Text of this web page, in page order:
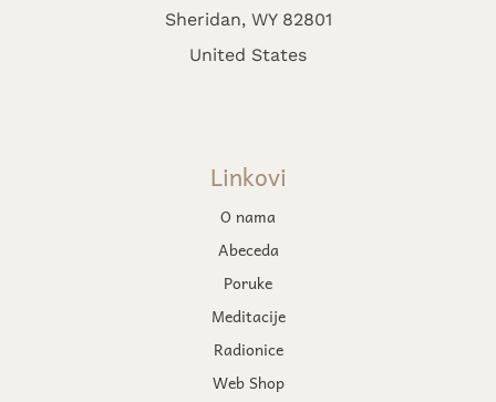
Sheridan, WY 82801
United States
Linkovi
O nama
Abeceda
Poruke
Meditacije
Radionice
Web Shop